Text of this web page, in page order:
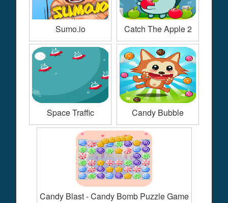
Sumo.io Catch The Apple 2
Space Traffic Candy Bubble
Candy Blast - Candy Bomb Puzzle Game